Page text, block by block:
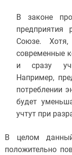
В законе
предприятия
Союзе.
современные
и сразу
Например,
потреблении
будет
учтут при
В целом
положительно